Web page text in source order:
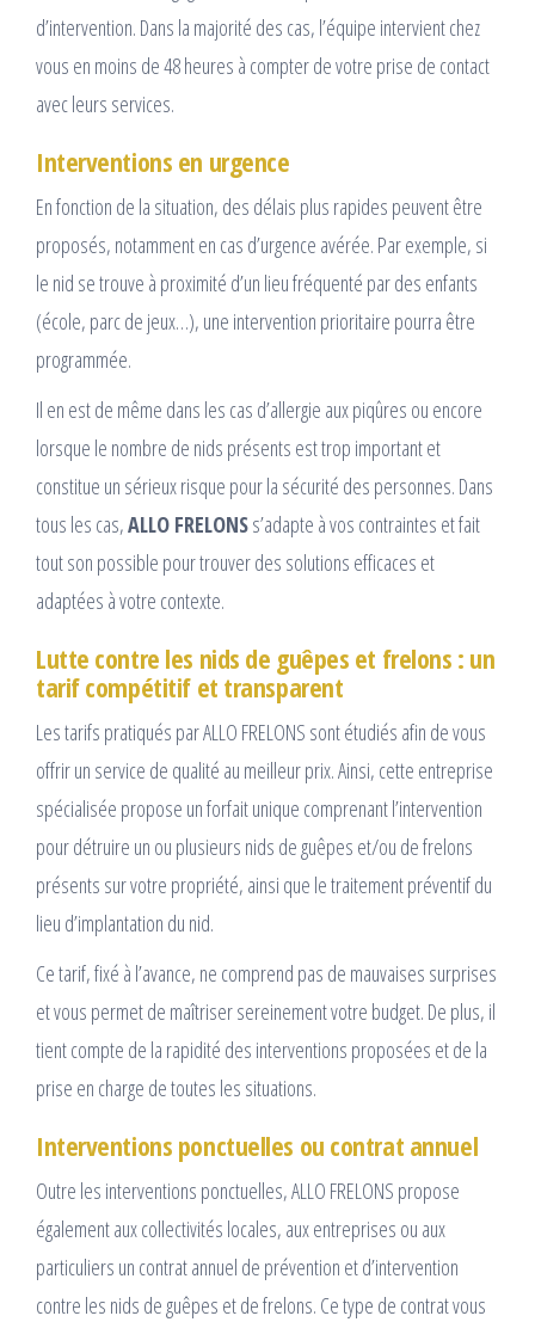
d’intervention. Dans la majorité des cas, l’équipe intervient chez
vous en moins de 48 heures à compter de votre prise de contact
avec leurs services.
Interventions en urgence
En fonction de la situation, des délais plus rapides peuvent être
proposés, notamment en cas d’urgence avérée. Par exemple, si
le nid se trouve à proximité d’un lieu fréquenté par des enfants
(école, parc de jeux…), une intervention prioritaire pourra être
programmée.
Il en est de même dans les cas d’allergie aux piqûres ou encore
lorsque le nombre de nids présents est trop important et
constitue un sérieux risque pour la sécurité des personnes. Dans
tous les cas,ALLO FRELONSs’adapte à vos contraintes et fait
tout son possible pour trouver des solutions efficaces et
adaptées à votre contexte.
Lutte contre les nids de guêpes et frelons : un
tarif compétitif et transparent
Les tarifs pratiqués par ALLO FRELONS sont étudiés afin de vous
offrir un service de qualité au meilleur prix. Ainsi, cette entreprise
spécialisée propose un forfait unique comprenant l’intervention
pour détruire un ou plusieurs nids de guêpes et/ou de frelons
présents sur votre propriété, ainsi que le traitement préventif du
lieu d’implantation du nid.
Ce tarif, fixé à l’avance, ne comprend pas de mauvaises surprises
et vous permet de maîtriser sereinement votre budget. De plus, il
tient compte de la rapidité des interventions proposées et de la
prise en charge de toutes les situations.
Interventions ponctuelles ou contrat annuel
Outre les interventions ponctuelles, ALLO FRELONS propose
également aux collectivités locales, aux entreprises ou aux
particuliers un contrat annuel de prévention et d’intervention
contre les nids de guêpes et de frelons. Ce type de contrat vous